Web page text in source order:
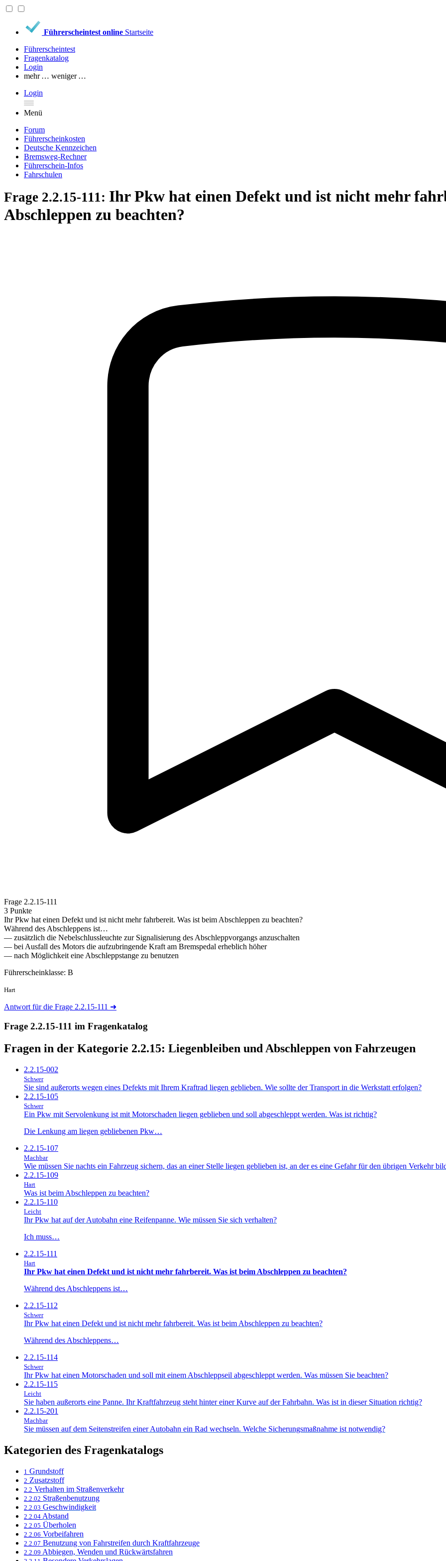
Führerscheintest online Startseite
Führerscheintest
Fragenkatalog
Login
mehr … weniger …
Login
Menü
Forum
Führerscheinkosten
Deutsche Kennzeichen
Bremsweg-Rechner
Führerschein-Infos
Fahrschulen
Frage 2.2.15-111: Ihr Pkw hat einen Defekt und ist nicht mehr
Abschleppen zu beachten?
Frage 2.2.15-111
3 Punkte
Ihr Pkw hat einen Defekt und ist nicht mehr fahrbereit. Was ist beim Abschleppen zu beachten?
Während des Abschleppens ist…
— zusätzlich die Nebelschlussleuchte zur Signalisierung des Abschleppvorgangs anzuschalten
— bei Ausfall des Motors die aufzubringende Kraft am Bremspedal erheblich höher
— nach Möglichkeit eine Abschleppstange zu benutzen
Führerscheinklasse: B
Hart
Antwort für die Frage 2.2.15-111 ➜
Frage 2.2.15-111 im Fragenkatalog
Fragen in der Kategorie 2.2.15: Liegenbleiben und Abschleppen von Fahrzeugen
2.2.15-002
Schwer
Sie sind außerorts wegen eines Defekts mit Ihrem Kraftrad liegen geblieben. Wie sollte der Transport in die Werkstatt erfolgen?
2.2.15-105
Schwer
Ein Pkw mit Servolenkung ist mit Motorschaden liegen geblieben und soll abgeschleppt werden. Was ist richtig?
Die Lenkung am liegen gebliebenen Pkw…
2.2.15-107
Machbar
Wie müssen Sie nachts ein Fahrzeug sichern, das an einer Stelle liegen geblieben ist, an der es eine Gefahr für den übrigen Verkehr
2.2.15-109
Hart
Was ist beim Abschleppen zu beachten?
2.2.15-110
Leicht
Ihr Pkw hat auf der Autobahn eine Reifenpanne. Wie müssen Sie sich verhalten?
Ich muss…
2.2.15-111
Hart
Ihr Pkw hat einen Defekt und ist nicht mehr fahrbereit. Was ist beim Abschleppen zu beachten?
Während des Abschleppens ist…
2.2.15-112
Schwer
Ihr Pkw hat einen Defekt und ist nicht mehr fahrbereit. Was ist beim Abschleppen zu beachten?
Während des Abschleppens…
2.2.15-114
Schwer
Ihr Pkw hat einen Motorschaden und soll mit einem Abschleppseil abgeschleppt werden. Was müssen Sie beachten?
2.2.15-115
Leicht
Sie haben außerorts eine Panne. Ihr Kraftfahrzeug steht hinter einer Kurve auf der Fahrbahn. Was ist in dieser Situation richtig?
2.2.15-201
Machbar
Sie müssen auf dem Seitenstreifen einer Autobahn ein Rad wechseln. Welche Sicherungsmaßnahme ist notwendig?
Kategorien des Fragenkatalogs
1 Grundstoff
2 Zusatzstoff
2.2 Verhalten im Straßenverkehr
2.2.02 Straßenbenutzung
2.2.03 Geschwindigkeit
2.2.04 Abstand
2.2.05 Überholen
2.2.06 Vorbeifahren
2.2.07 Benutzung von Fahrstreifen durch Kraftfahrzeuge
2.2.09 Abbiegen, Wenden und Rückwärtsfahren